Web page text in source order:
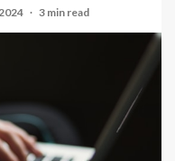
3 min read